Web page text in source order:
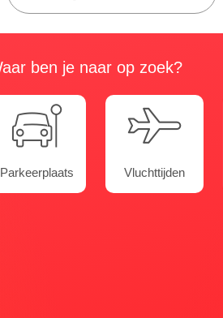
ben je naar op zoek?
Parkeerplaats Vluchttijden